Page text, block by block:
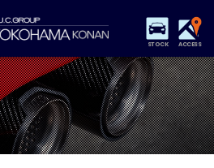
STOCK ACCESS
保証&サービス パーツリスト
店舗情報 アクセスマップ
特別作業 注文販売